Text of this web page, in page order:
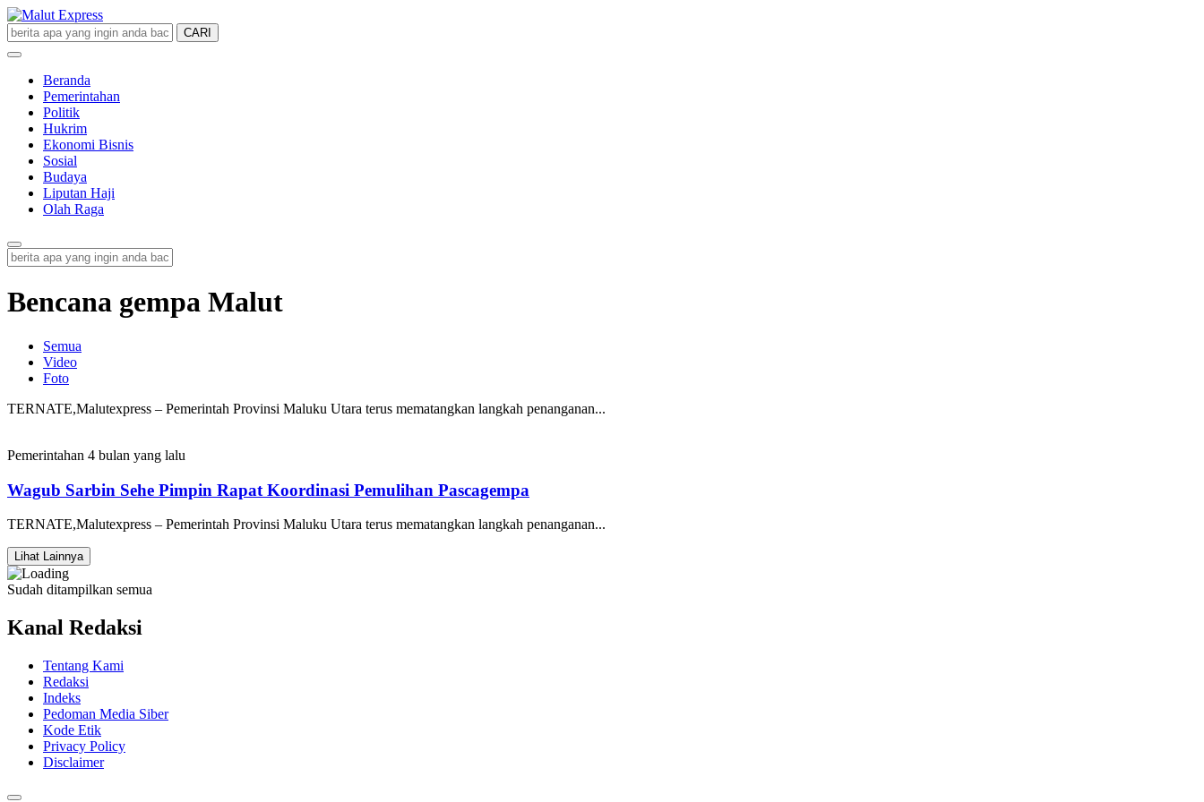
Malut Express
Berita Lebih Cepat
CARI
Beranda
Pemerintahan
Politik
Hukrim
Ekonomi Bisnis
Sosial
Budaya
Liputan Haji
Olah Raga
Bencana gempa Malut
Semua
Video
Foto
​TERNATE,Malutexpress – Pemerintah Provinsi Maluku Utara terus mematangkan langkah penanganan...
Pemerintahan 4 bulan yang lalu
Wagub Sarbin Sehe Pimpin Rapat Koordinasi Pemulihan Pascagempa
​TERNATE,Malutexpress – Pemerintah Provinsi Maluku Utara terus mematangkan langkah penanganan...
Lihat Lainnya
Sudah ditampilkan semua
Kanal Redaksi
Tentang Kami
Redaksi
Indeks
Pedoman Media Siber
Kode Etik
Privacy Policy
Disclaimer